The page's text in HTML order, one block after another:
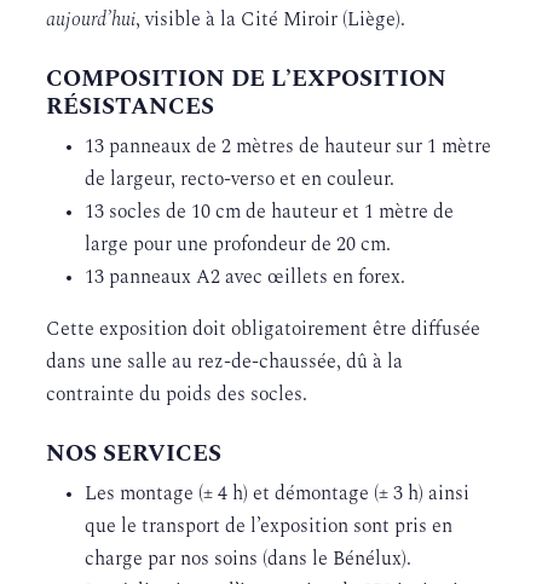
aujourd’hui, visible à la Cité Miroir (Liège).
COMPOSITION DE L’EXPOSITION
RÉSISTANCES
13 panneaux de 2 mètres de hauteur sur 1 mètre
de largeur, recto-verso et en couleur.
13 socles de 10 cm de hauteur et 1 mètre de
large pour une profondeur de 20 cm.
13 panneaux A2 avec œillets en forex.
Cette exposition doit obligatoirement être diffusée
dans une salle au rez-de-chaussée, dû à la
contrainte du poids des socles.
NOS SERVICES
Les montage (± 4 h) et démontage (± 3 h) ainsi
que le transport de l’exposition sont pris en
charge par nos soins (dans le Bénélux).